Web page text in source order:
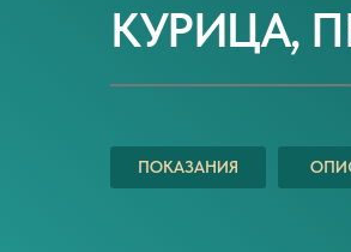
КУРИЦА,
ПОКАЗАНИЯ